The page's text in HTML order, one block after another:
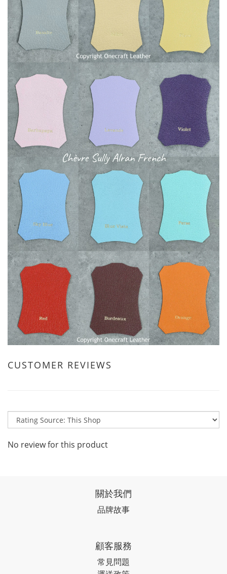
CUSTOMER REVIEWS
No review for this product
關於我們
品牌故事
顧客服務
常見問題